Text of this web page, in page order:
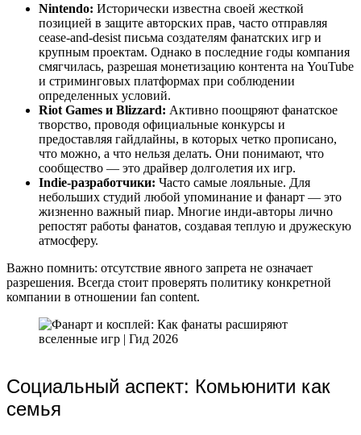
Nintendo: Исторически известна своей жесткой
позицией в защите авторских прав, часто отправляя
cease-and-desist письма создателям фанатских игр и
крупным проектам. Однако в последние годы компания
смягчилась, разрешая монетизацию контента на YouTube
и стриминговых платформах при соблюдении
определенных условий.
Riot Games и Blizzard: Активно поощряют фанатское
творство, проводя официальные конкурсы и
предоставляя гайдлайны, в которых четко прописано,
что можно, а что нельзя делать. Они понимают, что
сообщество — это драйвер долголетия их игр.
Indie-разработчики: Часто самые лояльные. Для
небольших студий любой упоминание и фанарт — это
жизненно важный пиар. Многие инди-авторы лично
репостят работы фанатов, создавая теплую и дружескую
атмосферу.
Важно помнить: отсутствие явного запрета не означает
разрешения. Всегда стоит проверять политику конкретной
компании в отношении fan content.
Социальный аспект: Комьюнити как
семья